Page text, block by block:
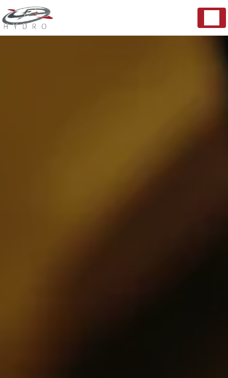
Panneau de gestion des cookies